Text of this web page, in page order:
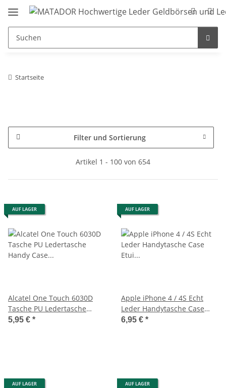
Startseite
Filter und Sortierung
Artikel 1 - 100 von 654
AUF LAGER
Alcatel One Touch 6030D
Tasche PU Ledertasche
Handy Case Schwarz
5,95 € *
AUF LAGER
Apple iPhone 4 / 4S Echt
Leder Handytasche Case
Etui Hülle Pink
6,95 € *
AUF LAGER AUF LAGER